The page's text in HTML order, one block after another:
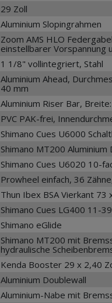
29 Zoll
Aluminium Slopingrahmen
Zoom AMS HLO
einstellbarer Vorspannung
1 1/8" vollintegriert, Stahl
Aluminium Ahead,
40 mm
Aluminium Riser Bar,
PVC PAK-frei,
Shimano Cues U6000
Shimano MT200
Shimano Cues U6020 10-
Prowheel einfach, 36
Thun Ibex BSA Vierkant 73
Shimano Cues LG400 11-
Shimano eGlide
Shimano MT200 mit
hydraulische
Kenda Booster 29 x 2,40
Aluminium Doublewall
Aluminium-Nabe mit